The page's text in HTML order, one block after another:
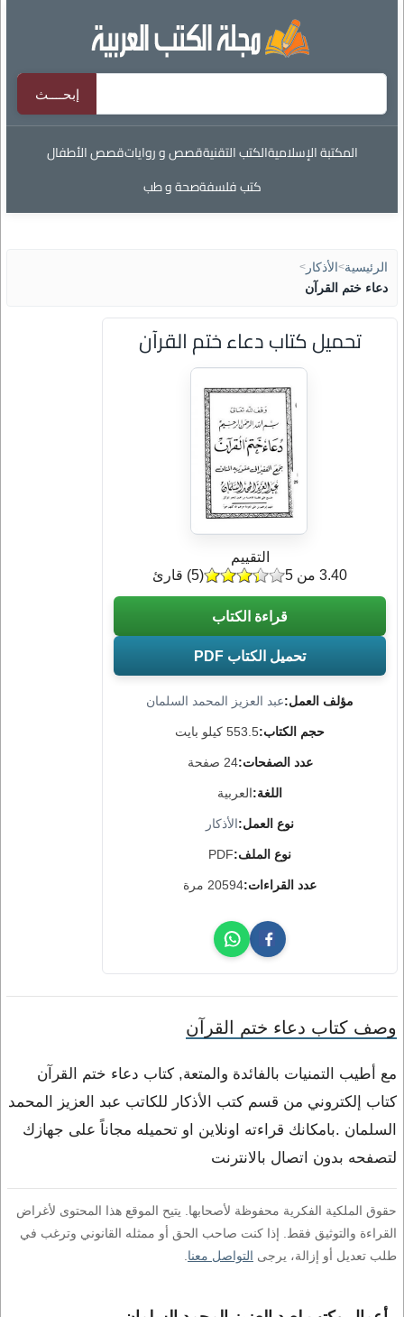
المكتبة الإسلاميةالكتب التقنيةقصص و رواياتقصص الأطفال
كتب فلسفةصحة و طب
الرئيسية> الأذكار >
دعاء ختم القرآن
تحميل كتاب دعاء ختم القرآن
مؤلف العمل:عبد العزيز المحمد السلمان
حجم الكتاب:553.5 كيلو بايت
عدد الصفحات:24 صفحة
اللغة:العربية
نوع العمل:الأذكار
نوع الملف:PDF
عدد القراءات:20594 مرة
التقييم
(
5) قارئ 3.40 من 5
قراءة الكتاب
تحميل الكتاب PDF
وصف كتاب دعاء ختم القرآن
مع أطيب التمنيات بالفائدة والمتعة, كتاب دعاء ختم القرآن
كتاب إلكتروني من قسم كتب الأذكار للكاتب عبد العزيز المحمد
السلمان .بامكانك قراءته اونلاين او تحميله مجاناً على جهازك
لتصفحه بدون اتصال بالانترنت
حقوق الملكية الفكرية محفوظة لأصحابها. يتيح الموقع هذا المحتوى لأغراض
القراءة والتوثيق فقط. إذا كنت صاحب الحق أو ممثله القانوني وترغب في
طلب تعديل أو إزالة، يرجى التواصل معنا